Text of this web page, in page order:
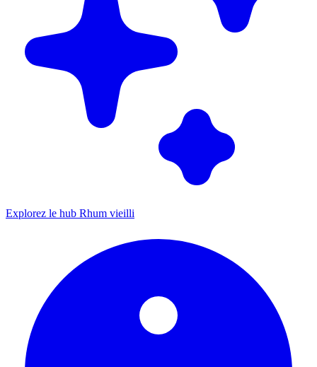
Explorez le hub Rhum vieilli